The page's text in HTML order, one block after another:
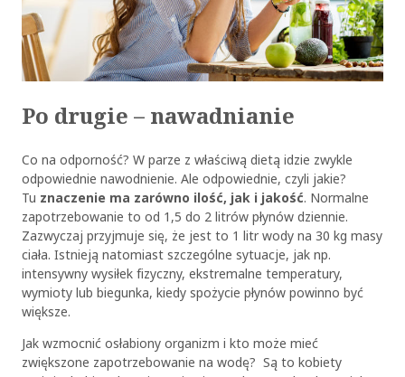
Po drugie – nawadnianie
Co na odporność? W parze z właściwą dietą idzie zwykle
odpowiednie nawodnienie. Ale odpowiednie, czyli jakie?
Tu znaczenie ma zarówno ilość, jak i jakość. Normalne
zapotrzebowanie to od 1,5 do 2 litrów płynów dziennie.
Zazwyczaj przyjmuje się, że jest to 1 litr wody na 30 kg masy
ciała. Istnieją natomiast szczególne sytuacje, jak np.
intensywny wysiłek fizyczny, ekstremalne temperatury,
wymioty lub biegunka, kiedy spożycie płynów powinno być
większe.
Jak wzmocnić osłabiony organizm i kto może mieć
zwiększone zapotrzebowanie na wodę? Są to kobiety